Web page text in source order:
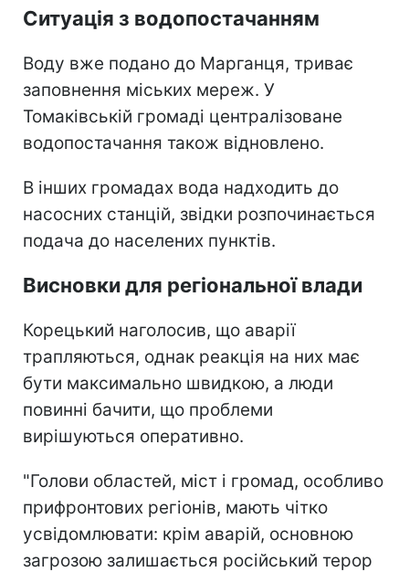
Ситуація з водопостачанням
Воду вже подано до Марганця, триває
заповнення міських мереж. У
Томаківській громаді централізоване
водопостачання також відновлено.
В інших громадах вода надходить до
насосних станцій, звідки розпочинається
подача до населених пунктів.
Висновки для регіональної влади
Корецький наголосив, що аварії
трапляються, однак реакція на них має
бути максимально швидкою, а люди
повинні бачити, що проблеми
вирішуються оперативно.
"Голови областей, міст і громад, особливо
прифронтових регіонів, мають чітко
усвідомлювати: крім аварій, основною
загрозою залишається російський терор